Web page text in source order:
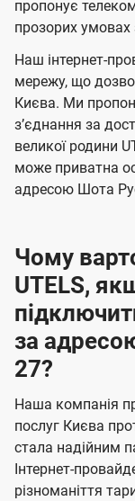
ї
U
t
e
l
s
а
ч
е
н
н
я
пропонує
прозорих
Наш інтернет-
мережу, що
Києва. Ми
зʼєднання за
великої родини
може приватна
адресою Шота
Чому
UTELS,
за
27?
Наша компанія
послуг Києва
стала надійним
Інтернет-
різноманіття